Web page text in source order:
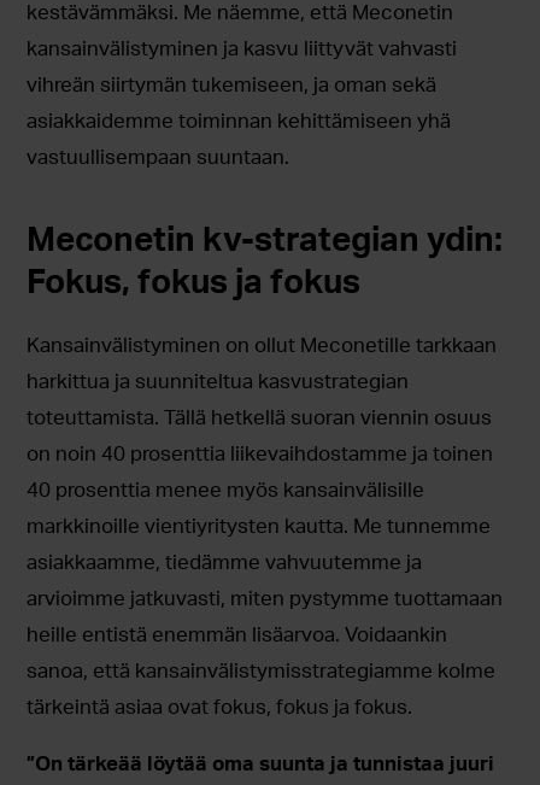
kestävämmäksi. Me näemme, että Meconetin
kansainvälistyminen ja kasvu liittyvät vahvasti
vihreän siirtymän tukemiseen, ja oman sekä
asiakkaidemme toiminnan kehittämiseen yhä
vastuullisempaan suuntaan.
Meconetin kv-strategian ydin:
Fokus, fokus ja fokus
Kansainvälistyminen on ollut Meconetille tarkkaan
harkittua ja suunniteltua kasvustrategian
toteuttamista. Tällä hetkellä suoran viennin osuus
on noin 40 prosenttia liikevaihdostamme ja toinen
40 prosenttia menee myös kansainvälisille
markkinoille vientiyritysten kautta. Me tunnemme
asiakkaamme, tiedämme vahvuutemme ja
arvioimme jatkuvasti, miten pystymme tuottamaan
heille entistä enemmän lisäarvoa. Voidaankin
sanoa, että kansainvälistymisstrategiamme kolme
tärkeintä asiaa ovat fokus, fokus ja fokus.
”On tärkeää löytää oma suunta ja tunnistaa juuri